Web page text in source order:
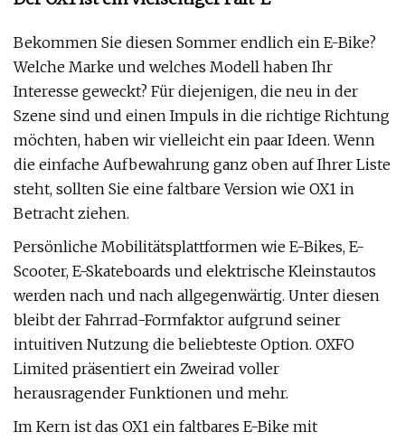
Bekommen Sie diesen Sommer endlich ein E-Bike?
Welche Marke und welches Modell haben Ihr
Interesse geweckt? Für diejenigen, die neu in der
Szene sind und einen Impuls in die richtige Richtung
möchten, haben wir vielleicht ein paar Ideen. Wenn
die einfache Aufbewahrung ganz oben auf Ihrer Liste
steht, sollten Sie eine faltbare Version wie OX1 in
Betracht ziehen.
Persönliche Mobilitätsplattformen wie E-Bikes, E-
Scooter, E-Skateboards und elektrische Kleinstautos
werden nach und nach allgegenwärtig. Unter diesen
bleibt der Fahrrad-Formfaktor aufgrund seiner
intuitiven Nutzung die beliebteste Option. OXFO
Limited präsentiert ein Zweirad voller
herausragender Funktionen und mehr.
Im Kern ist das OX1 ein faltbares E-Bike mit